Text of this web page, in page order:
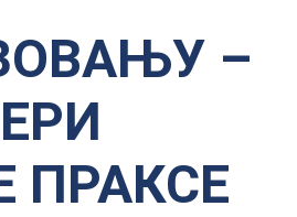
–
ПРАКСЕ